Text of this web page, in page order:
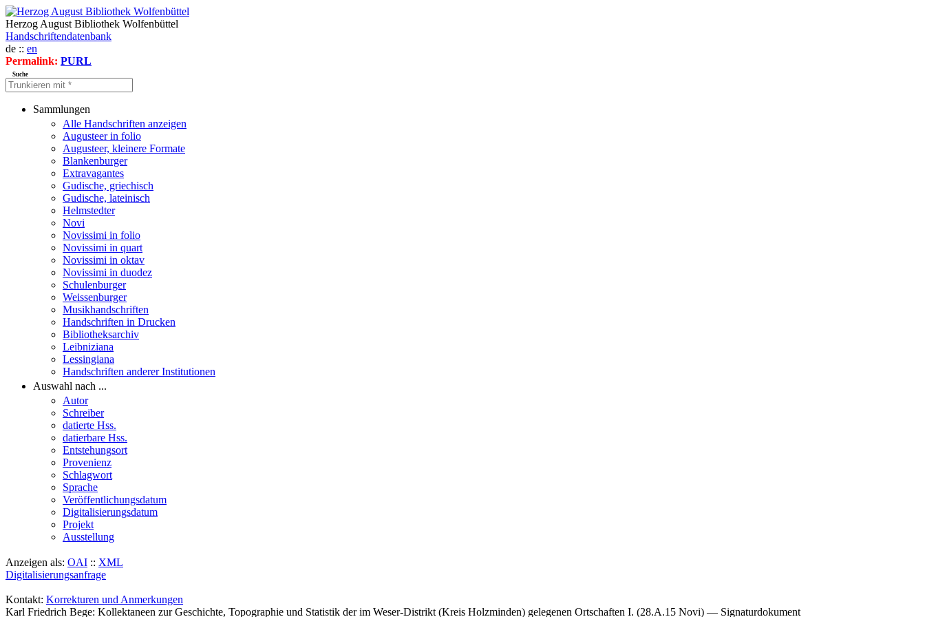
Herzog August Bibliothek Wolfenbüttel
Handschriftendatenbank
de :: en
Permalink: PURL
Suche
Sammlungen
Alle Handschriften anzeigen
Augusteer in folio
Augusteer, kleinere Formate
Blankenburger
Extravagantes
Gudische, griechisch
Gudische, lateinisch
Helmstedter
Novi
Novissimi in folio
Novissimi in quart
Novissimi in oktav
Novissimi in duodez
Schulenburger
Weissenburger
Musikhandschriften
Handschriften in Drucken
Bibliotheksarchiv
Leibniziana
Lessingiana
Handschriften anderer Institutionen
Auswahl nach ...
Autor
Schreiber
datierte Hss.
datierbare Hss.
Entstehungsort
Provenienz
Schlagwort
Sprache
Veröffentlichungsdatum
Digitalisierungsdatum
Projekt
Ausstellung
Anzeigen als: OAI :: XML
Digitalisierungsanfrage
Kontakt: Korrekturen und Anmerkungen
Karl Friedrich Bege: Kollektaneen zur Geschichte, Topographie und Statistik der im Weser-Distrikt (Kreis Holzminden) gelegenen Ortschaften I. (28.A.15 Novi) — Signaturdokument